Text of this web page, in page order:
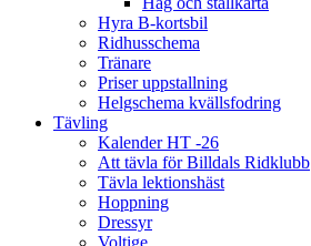
Hyra B-kortsbil
Ridhusschema
Tränare
Priser uppstallning
Helgschema kvällsfodring
Tävling
Kalender HT -26
Att tävla för Billdals Ridklubb
Tävla lektionshäst
Hoppning
Dressyr
Voltige